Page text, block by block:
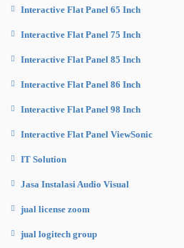
Interactive Flat Panel 65 Inch
Interactive Flat Panel 75 Inch
Interactive Flat Panel 85 Inch
Interactive Flat Panel 86 Inch
Interactive Flat Panel 98 Inch
Interactive Flat Panel ViewSonic
IT Solution
Jasa Instalasi Audio Visual
jual license zoom
jual logitech group